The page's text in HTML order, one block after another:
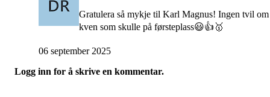
Gratulera så mykje til Karl Magnus! Ingen tvil om
kven som skulle på førsteplass😃👍🥇
06 september 2025
Logg inn for å skrive en kommentar.